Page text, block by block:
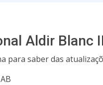
Aldir Blanc
para saber das